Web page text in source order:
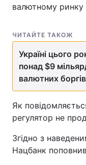
валютному
ЧИТАЙТЕ ТАКОЖ
Україні цього
понад $9
валютних боргів
Як
регулятор не
Згідно з
Нацбанк